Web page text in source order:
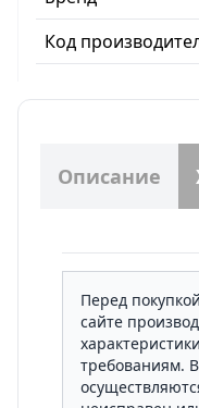
Код
Описание
Перед
сайте
требованиям.